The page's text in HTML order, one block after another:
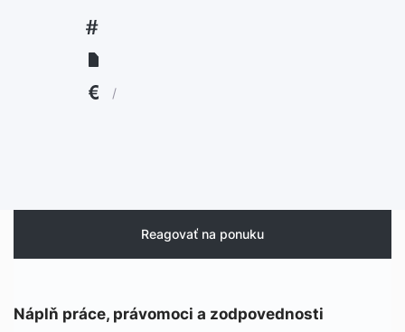
/
Reagovať na ponuku
Náplň práce, právomoci a zodpovednosti